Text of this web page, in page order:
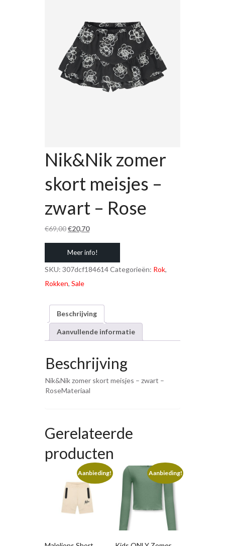
Nik&Nik zomer
skort meisjes –
zwart – Rose
€69,00Oorspronkelijke
prijs
was:
€69,00.
€20,70Huidige
prijs
is:
€20,70.
Meer info!
SKU: 307dcf184614Categorieën: Rok,
Rokken, Sale
Beschrijving
Aanvullende informatie
Beschrijving
Nik&Nik zomer skort meisjes – zwart –
RoseMateriaal
Gerelateerde
producten
Aanbieding! Aanbieding!